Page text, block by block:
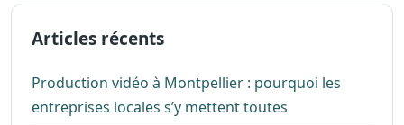
Articles récents
Production vidéo à Montpellier : pourquoi les
entreprises locales s’y mettent toutes